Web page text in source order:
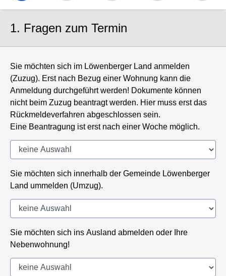
1. Fragen zum Termin
Sie möchten sich im Löwenberger Land anmelden
(Zuzug). Erst nach Bezug einer Wohnung kann die
Anmeldung durchgeführt werden! Dokumente können
nicht beim Zuzug beantragt werden. Hier muss erst das
Rückmeldeverfahren abgeschlossen sein.
Eine Beantragung ist erst nach einer Woche möglich.
Sie möchten sich innerhalb der Gemeinde Löwenberger
Land ummelden (Umzug).
Sie möchten sich ins Ausland abmelden oder Ihre
Nebenwohnung!